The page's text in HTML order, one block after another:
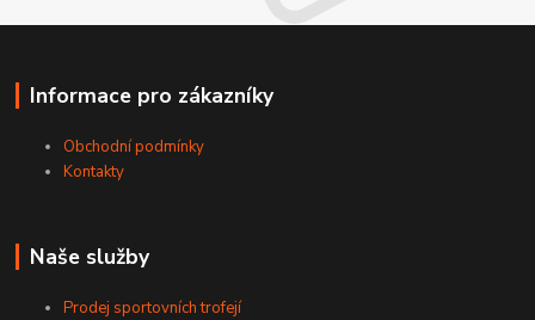
Informace pro zákazníky
Obchodní podmínky
Kontakty
Naše služby
Prodej sportovních trofejí